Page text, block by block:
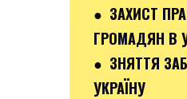
● ЗАХИСТ
ГРОМАДЯН В
● ЗНЯТТЯ
УКРАЇНУ